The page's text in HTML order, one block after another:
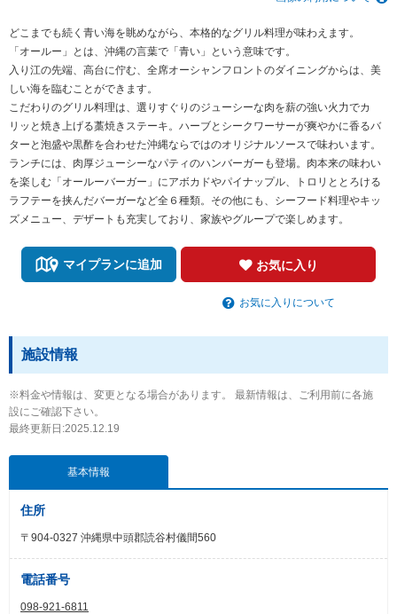
どこまでも続く青い海を眺めながら、本格的なグリル料理が味わえます。
「オールー」とは、沖縄の言葉で「青い」という意味です。
入り江の先端、高台に佇む、全席オーシャンフロントのダイニングからは、美
しい海を臨むことができます。
こだわりのグリル料理は、選りすぐりのジューシーな肉を薪の強い火力でカ
リッと焼き上げる藁焼きステーキ。ハーブとシークワーサーが爽やかに香るバ
ターと泡盛や黒酢を合わせた沖縄ならではのオリジナルソースで味わいます。
ランチには、肉厚ジューシーなパティのハンバーガーも登場。肉本来の味わい
を楽しむ「オールーバーガー」にアボカドやパイナップル、トロリととろける
ラフテーを挟んだバーガーなど全６種類。その他にも、シーフード料理やキッ
ズメニュー、デザートも充実しており、家族やグループで楽しめます。
マイプランに追加 お気に入り
お気に入りについて
施設情報
※料金や情報は、変更となる場合があります。 最新情報は、ご利用前に各施
設にご確認下さい。
最終更新日:2025.12.19
基本情報
住所
〒904-0327 沖縄県中頭郡読谷村儀間560
電話番号
098-921-6811